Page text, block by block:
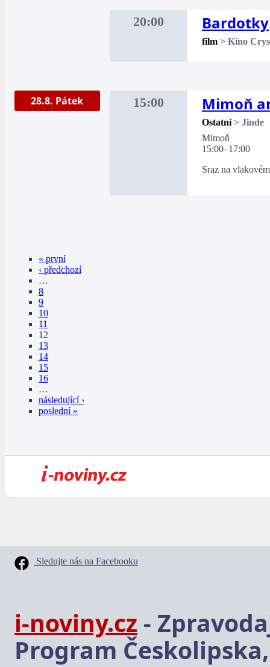
20:00 Bardotky
film > Kino
28.8. Pátek 15:00 Mimoň
Ostatní > Jinde
Mimoň
15:00–17:00
Sraz na
« první
‹ předchozí
…
8
9
10
11
12
13
14
15
16
…
následující ›
poslední »
Sledujte nás na Facebooku
i-noviny.cz -
Program